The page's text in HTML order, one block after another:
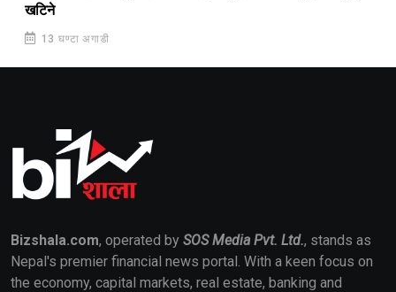
खटिने
13 घण्टा अगाडी
Bizshala.com, operated by SOS Media Pvt. Ltd., stands as
Nepal's premier financial news portal. With a keen focus on
the economy, capital markets, real estate, banking and